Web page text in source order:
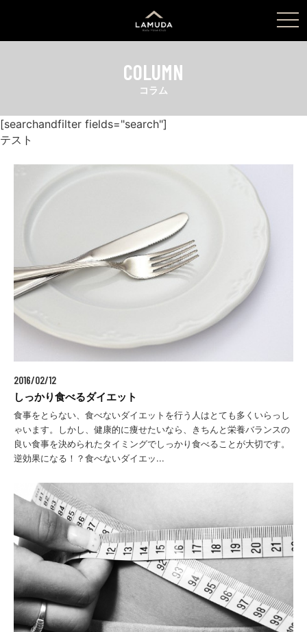
COLUMN
コラム
[searchandfilter fields="search"]
テスト
2016/02/12
しっかり食べるダイエット
食事をとらない、食べないダイエットを行う人はとても多くいらっし
ゃいます。しかし、健康的に痩せたいなら、きちんと栄養バランスの
良い食事を決められたタイミングでしっかり食べることが大切です。
逆効果になる！？食べないダイエッ...